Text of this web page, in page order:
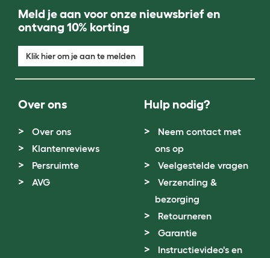
Meld je aan voor onze nieuwsbrief en
ontvang 10% korting
Klik hier om je aan te melden
Over ons
Over ons
Klantenreviews
Persruimte
AVG
Hulp nodig?
Neem contact met
ons op
Veelgestelde vragen
Verzending &
bezorging
Retourneren
Garantie
Instructievideo's en